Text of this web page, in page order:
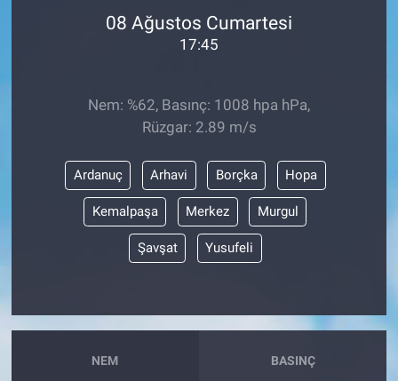
08 Ağustos Cumartesi
17:45
Nem: %62, Basınç: 1008 hpa hPa,
Rüzgar: 2.89 m/s
Ardanuç Arhavi Borçka Hopa
Kemalpaşa Merkez Murgul
Şavşat Yusufeli
NEM BASINÇ